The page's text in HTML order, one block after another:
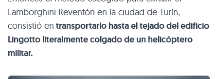
Lamborghini Reventón en la ciudad de Turín,
consistió en transportarlo hasta el tejado del edificio
Lingotto literalmente colgado de un helicóptero
militar.